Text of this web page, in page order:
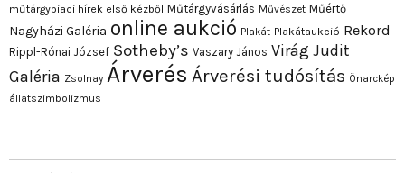
műtárgypiaci hírek első kézből Műtárgyvásárlás Művészet Műértő
Nagyházi Galéria online aukció Plakát Plakátaukció Rekord
Rippl-Rónai József Sotheby’s Vaszary János Virág Judit
Galéria Zsolnay Árverés Árverési tudósítás Önarckép
állatszimbolizmus